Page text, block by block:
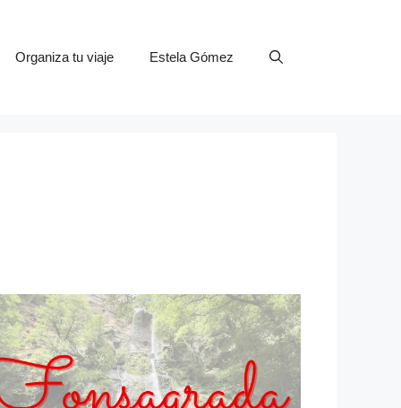
Organiza tu viaje Estela Gómez